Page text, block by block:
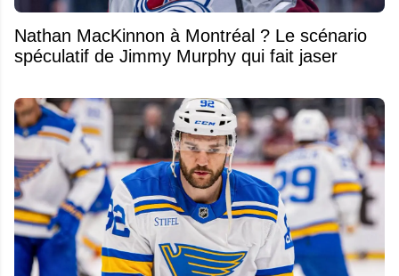
Nathan MacKinnon à Montréal ? Le scénario
spéculatif de Jimmy Murphy qui fait jaser